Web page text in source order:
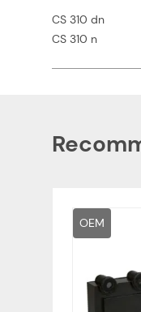
CS 310 dn
CS 310 n
OEM